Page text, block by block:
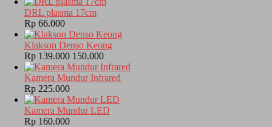
DRL plasma 17cm
Rp 66.000
Klakson Denso Keong
Rp 139.000 150.000
Kamera Mundur Infrared
Rp 225.000
Kamera Mundur LED
Rp 160.000